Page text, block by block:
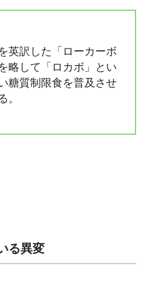
英訳した「ローカーボ
略して「ロカボ」とい
糖質制限食を普及させ
。
る異変